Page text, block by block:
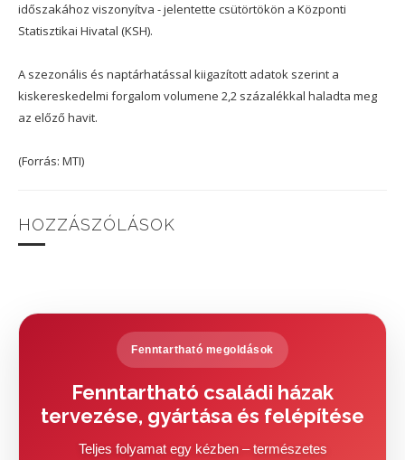
időszakához viszonyítva - jelentette csütörtökön a Központi
Statisztikai Hivatal (KSH).
A szezonális és naptárhatással kiigazított adatok szerint a
kiskereskedelmi forgalom volumene 2,2 százalékkal haladta meg
az előző havit.
(Forrás: MTI)
HOZZÁSZÓLÁSOK
Fenntartható megoldások
Fenntartható családi házak
tervezése, gyártása és felépítése
Teljes folyamat egy kézben – természetes